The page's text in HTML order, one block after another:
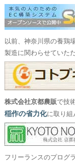
以前、神奈川県の養鶏場
製造に関わらせていた
株式会社京都農販で技
稲作の省力化に取り組
フリーランスのプログ